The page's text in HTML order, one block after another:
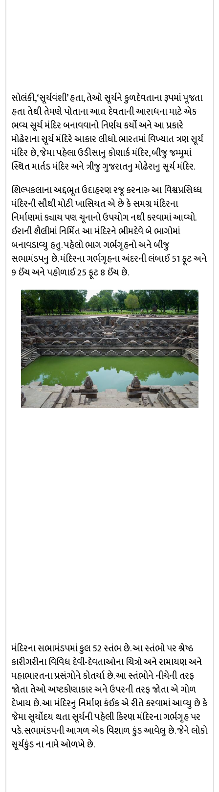
સોલંકી, ‘સૂર્યવંશી’ હતા, તેઓ સૂર્યને કુળદેવતાના રૂપમાં પૂજતા
હતા તેથી તેમણે પોતાના આદ્ય દેવતાની આરાધના માટે એક
ભવ્ય સૂર્ય મંદિર બનાવવાનો નિર્ણય કર્યો અને આ પ્રકારે
મોઢેરાના સૂર્ય મંદિરે આકાર લીધો. ભારતમાં વિખ્યાત ત્રણ સૂર્ય
મંદિર છે, જેમા પહેલા ઉડીસાનુ કોણાર્ક મંદિર, બીજુ જમ્મુમાં
સ્થિત માર્તંડ મંદિર અને ત્રીજુ ગુજરાતનુ મોઢેરાનુ સૂર્ય મંદિર.
શિલ્પકલાના અદ્દભૂત ઉદાહરણ રજૂ કરનારુ આ વિશ્વપ્રસિધ્ધ
મંદિરની સૌથી મોટી ખાસિયત એ છે કે સમગ્ર મંદિરના
નિર્માણમાં ક્યાય પણ ચૂનાનો ઉપયોગ નથી કરવામાં આવ્યો.
ઈરાની શૈલીમાં નિર્મિત આ મંદિરને ભીમદેવે બે ભાગોમાં
બનાવડાવ્યુ હતુ. પહેલો ભાગ ગર્ભગૃહનો અને બીજુ
સભામંડપનુ છે. મંદિરના ગર્ભગૃહના અંદરની લંબાઈ 51 ફૂટ અને
9 ઈંચ અને પહોળાઈ 25 ફૂટ 8 ઈંચ છે.
મંદિરના સભામંડપમાં કુલ 52 સ્તંભ છે. આ સ્તંભો પર શ્રેષ્ઠ
કારીગરીના વિવિધ દેવી-દેવતાઓના ચિત્રો અને રામાયણ અને
મહાભારતના પ્રસંગોને કોતર્યા છે. આ સ્તંભોને નીચેની તરફ
જોતા તેઓ અષ્ટકોણાકાર અને ઉપરની તરફ જોતા એ ગોળ
દેખાય છે. આ મંદિરનુ નિર્માણ કંઈક એ રીતે કરવામાં આવ્યુ છે કે
જેમા સૂર્યોદય થતા સૂર્યની પહેલી કિરણ મંદિરના ગર્ભગૃહ પર
પડે. સભામંડપની આગળ એક વિશાળ કુંડ આવેલુ છે. જેને લોકો
સૂર્યકુંડ ના નામે ઓળખે છે.